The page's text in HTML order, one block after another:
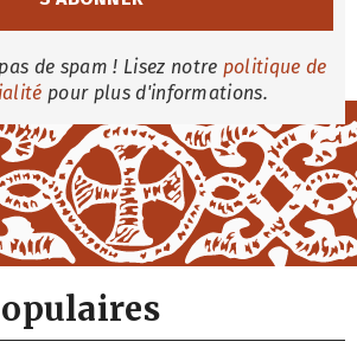
de spam ! Lisez notre politique de
pour plus d'informations.